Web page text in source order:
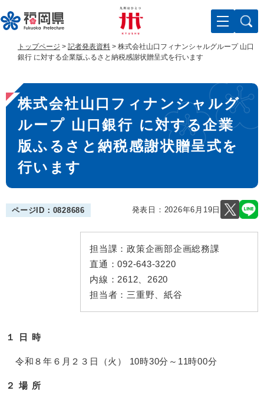
ー
ジ
す
。
ニ
ュ
し
て
トップページ > 記者発表資料 > 株式会社山口フィナンシャルグループ 山口
銀行 に対する企業版ふるさと納税感謝状贈呈式を行います
本
文
株式会社山口フィナンシャルグ
ループ 山口銀行 に対する企業
版ふるさと納税感謝状贈呈式を
行います
ページID：0828686 発表日： 2026年6月19日
担当課： 政策企画部企画総務課
直通：092-643-3220
内線： 2612、2620
担当者： 三重野、紙谷
１ 日 時
令和８年６月２３日（火） 10時30分～11時00分
２ 場 所